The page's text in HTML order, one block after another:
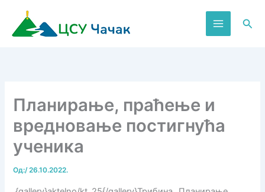
садржај
Планирање, праћење и
вредновање постигнућа
ученика
Од:/26.10.2022.